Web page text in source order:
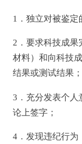
1．独立对被鉴
2．要求科技成
材料）和向科技
结果或测试结果；
3．充分发表个人
论上签字；
4．发现违纪行为